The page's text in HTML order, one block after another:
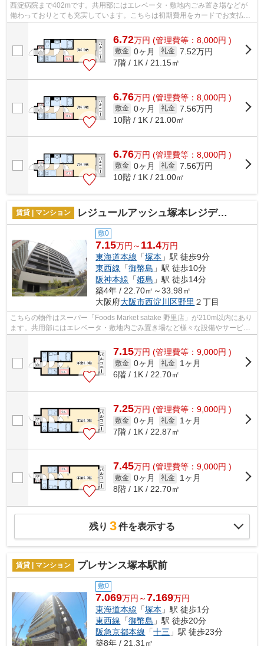
西淀病院まで402mです。共用部にはエレベータ・敷地内ごみ置き場などが
備わっておりとても充実しています。こちらは初期費用をカードでお支払い
6.72万円 (管理費等：8,000円 )
敷金 0ヶ月 礼金 7.52万円
7階 / 1K / 21.15㎡
6.76万円 (管理費等：8,000円 )
敷金 0ヶ月 礼金 7.56万円
10階 / 1K / 21.00㎡
6.76万円 (管理費等：8,000円 )
敷金 0ヶ月 礼金 7.56万円
10階 / 1K / 21.00㎡
賃貸 | マンション レジュールアッシュ塚本レジデンス
敷0
7.15万円～ 11.4万円
東海道本線 「塚本 」駅 徒歩9分
東西線 「御幣島 」駅 徒歩10分
阪神本線 「姫島 」駅 徒歩14分
築4年 / 22.70㎡～33.98㎡
大阪府大阪市西淀川区野里 ２丁目
こちらの物件はスーパー「Foods Market satake 野里店」が210m以内にあり
ます。共用部にはエレベータ・敷地内ごみ置き場など様々な設備やサービス
が揃っているので便利です。防犯対策...
7.15万円 (管理費等：9,000円 )
敷金 0ヶ月 礼金
1ヶ月
6階 / 1K / 22.70㎡
7.25万円 (管理費等：9,000円 )
敷金 0ヶ月 礼金
1ヶ月
7階 / 1K / 22.87㎡
7.45万円 (管理費等：9,000円 )
敷金 0ヶ月 礼金
1ヶ月
8階 / 1K / 22.70㎡
残り 3件を表示する
賃貸 | マンション プレサンス塚本駅前
敷0
7.069万円～7.169万円
東海道本線 「塚本 」駅 徒歩1分
東西線 「御幣島 」駅 徒歩20分
阪急京都本線 「十三 」駅 徒歩23分
築8年 / 21.31㎡